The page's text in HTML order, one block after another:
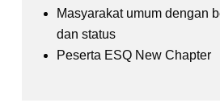
Masyarakat umum dengan
dan status
Peserta ESQ New Chapter